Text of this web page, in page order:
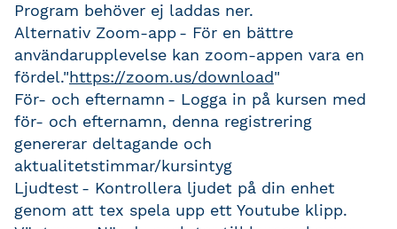
Program behöver ej laddas ner.
Alternativ Zoom-app- För en bättre
användarupplevelse kan zoom-appen vara en
fördel."https://zoom.us/download"
För- och efternamn - Logga in på kursen med
för- och efternamn, denna registrering
genererar deltagande och
aktualitetstimmar/kursintyg
Ljudtest - Kontrollera ljudet på din enhet
genom att tex spela upp ett Youtube klipp.